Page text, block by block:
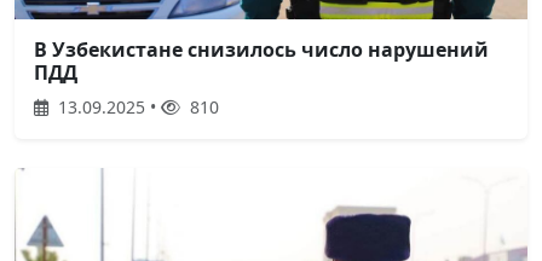
В Узбекистане снизилось число нарушений
ПДД
13.09.2025 • 810